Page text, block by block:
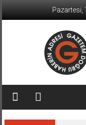
Pazartesi,